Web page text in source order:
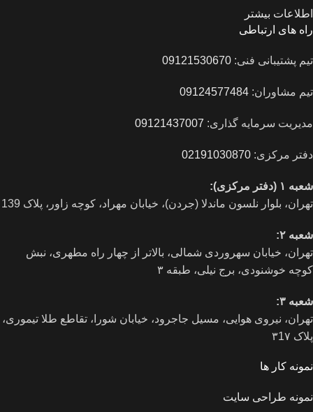
اطلاعات بیشتر
راه های ارتباطی
تیم پشتیبانی فنی: 09121530670
تیم مشاوران: 09124577484
مدیریت سرمایه گذاری: 09121437007
دفتر مرکزی: 02191030870
شعبه ۱ (دفتر مرکزی):
تهران، بلوار نلسون ماندلا (جردن)، خیابان مهراد، کوچه زاور، پلاک 139
شعبه ۲:
تهران، خيابان سهروردی شمالی، بالاتر از چهار راه مطهری، نبش
کوچه خوشنودی، برج نیلی، طبقه ۳
شعبه ۳:
تهران، نیروی هوایی، مسیل جاجرود، خیابان شورا، تقاطع طلا تیموری،
پلاک ۳1۷
نمونه کار ها
نمونه طراحی سایت